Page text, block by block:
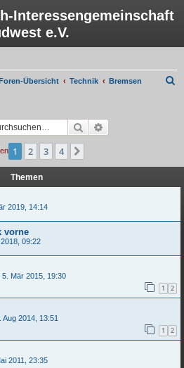
Interessengemeinschaft
e.V.
Übersicht Technik Bremsen
Suche
1 2 3 4
Themen
2019, 14:14
vorne
09:22
5. Mär 2015, 19:30
1 2
Aug 2014, 13:51
1 2
2011, 23:35